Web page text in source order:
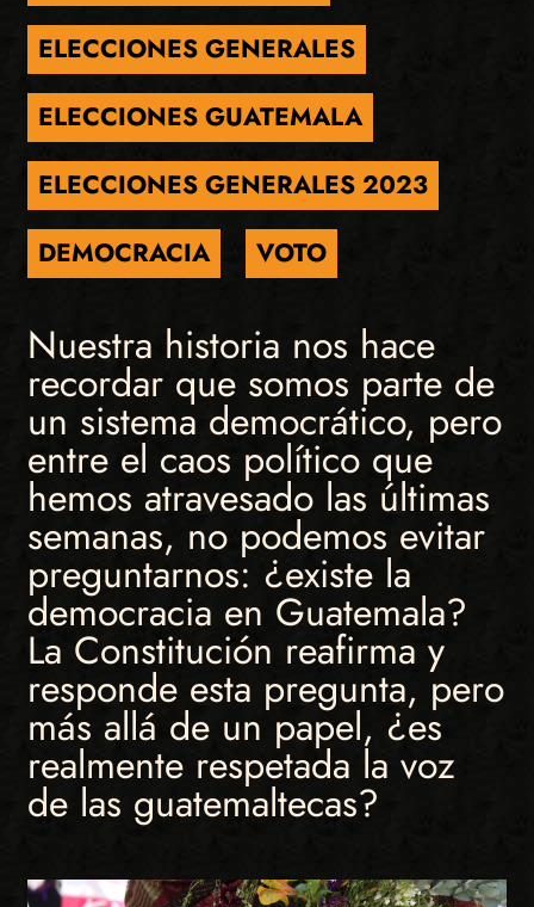
ELECCIONES GENERALES
ELECCIONES GUATEMALA
ELECCIONES GENERALES 2023
DEMOCRACIA
VOTO
Nuestra historia nos hace
recordar que somos parte de
un sistema democrático, pero
entre el caos político que
hemos atravesado las últimas
semanas, no podemos evitar
preguntarnos: ¿existe la
democracia en Guatemala?
La Constitución reafirma y
responde esta pregunta, pero
más allá de un papel, ¿es
realmente respetada la voz
de las guatemaltecas?